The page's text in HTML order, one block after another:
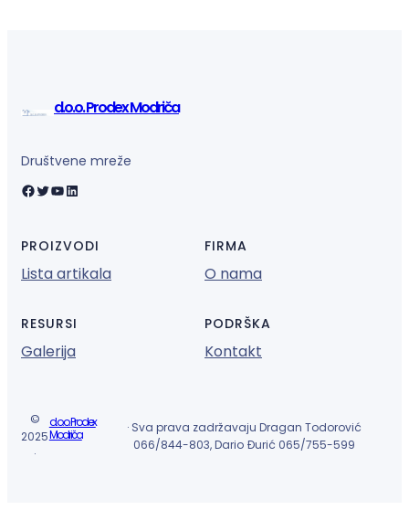
d.o.o. Prodex Modriča
Društvene mreže
Facebook Twitter YouTube LinkedIn
PROIZVODI
Lista artikala
FIRMA
O nama
RESURSI
Galerija
PODRŠKA
Kontakt
©
2025
·
d.o.o. Prodex
Modriča
· Sva prava zadržavaju Dragan Todorović
066/844-803, Dario Đurić 065/755-599